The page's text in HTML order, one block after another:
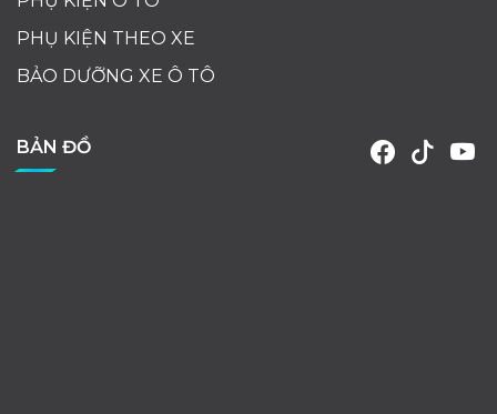
PHỤ KIỆN THEO XE
BẢO DƯỠNG XE Ô TÔ
BẢN ĐỒ